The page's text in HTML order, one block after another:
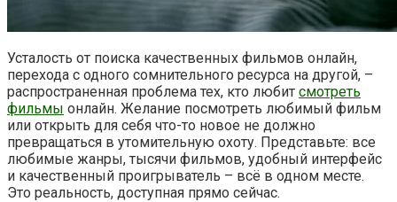
Усталость от поиска качественных фильмов онлайн,
перехода с одного сомнительного ресурса на другой, –
распространенная проблема тех, кто любит смотреть
фильмы онлайн. Желание посмотреть любимый фильм
или открыть для себя что-то новое не должно
превращаться в утомительную охоту. Представьте: все
любимые жанры, тысячи фильмов, удобный интерфейс
и качественный проигрыватель – всё в одном месте.
Это реальность, доступная прямо сейчас.